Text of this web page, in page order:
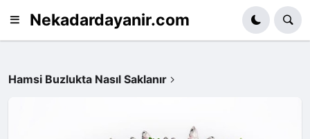
Nekadardayanir.com
Hamsi Buzlukta Nasıl Saklanır